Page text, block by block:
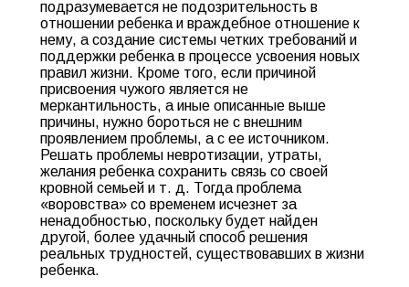
подразумевается не подозрительность в
отношении ребенка и враждебное отношение к
нему, а создание системы четких требований и
поддержки ребенка в процессе усвоения новых
правил жизни. Кроме того, если причиной
присвоения чужого является не
меркантильность, а иные описанные выше
причины, нужно бороться не с внешним
проявлением проблемы, а с ее источником.
Решать проблемы невротизации, утраты,
желания ребенка сохранить связь со своей
кровной семьей и т. д. Тогда проблема
«воровства» со временем исчезнет за
ненадобностью, поскольку будет найден
другой, более удачный способ решения
реальных трудностей, существовавших в жизни
ребенка.